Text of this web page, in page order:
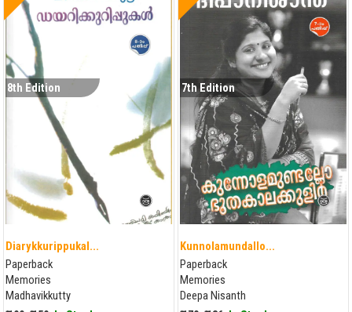
8th Edition
Diarykkurippukal...
Paperback
Memories
Madhavikkutty
7th Edition
Kunnolamundallo...
Paperback
Memories
Deepa Nisanth